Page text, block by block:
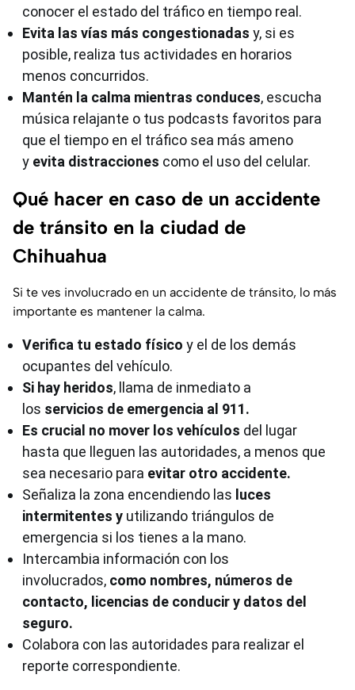
conocer el estado del tráfico en tiempo real.
Evita las vías más congestionadas y, si es
posible, realiza tus actividades en horarios
menos concurridos.
Mantén la calma mientras conduces, escucha
música relajante o tus podcasts favoritos para
que el tiempo en el tráfico sea más ameno
y evita distracciones como el uso del celular.
Qué hacer en caso de un accidente
de tránsito en la ciudad de
Chihuahua
Si te ves involucrado en un accidente de tránsito, lo más
importante es mantener la calma.
Verifica tu estado físico y el de los demás
ocupantes del vehículo.
Si hay heridos, llama de inmediato a
los servicios de emergencia al 911.
Es crucial no mover los vehículos del lugar
hasta que lleguen las autoridades, a menos que
sea necesario para evitar otro accidente.
Señaliza la zona encendiendo las luces
intermitentes y utilizando triángulos de
emergencia si los tienes a la mano.
Intercambia información con los
involucrados, como nombres, números de
contacto, licencias de conducir y datos del
seguro.
Colabora con las autoridades para realizar el
reporte correspondiente.